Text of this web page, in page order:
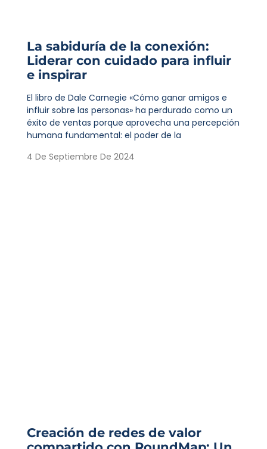
La sabiduría de la conexión:
Liderar con cuidado para influir
e inspirar
El libro de Dale Carnegie «Cómo ganar amigos e
influir sobre las personas» ha perdurado como un
éxito de ventas porque aprovecha una percepción
humana fundamental: el poder de la
4 De Septiembre De 2024
Creación de redes de valor